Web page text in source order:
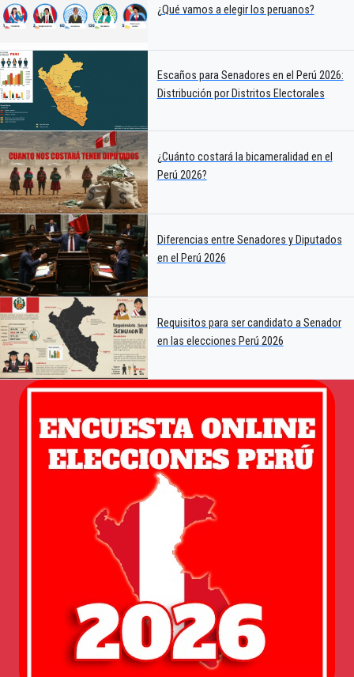
¿Qué vamos a elegir los peruanos?
Escaños para Senadores en el Perú 2026:
Distribución por Distritos Electorales
¿Cuánto costará la bicameralidad en el
Perú 2026?
Diferencias entre Senadores y Diputados
en el Perú 2026
Requisitos para ser candidato a Senador
en las elecciones Perú 2026